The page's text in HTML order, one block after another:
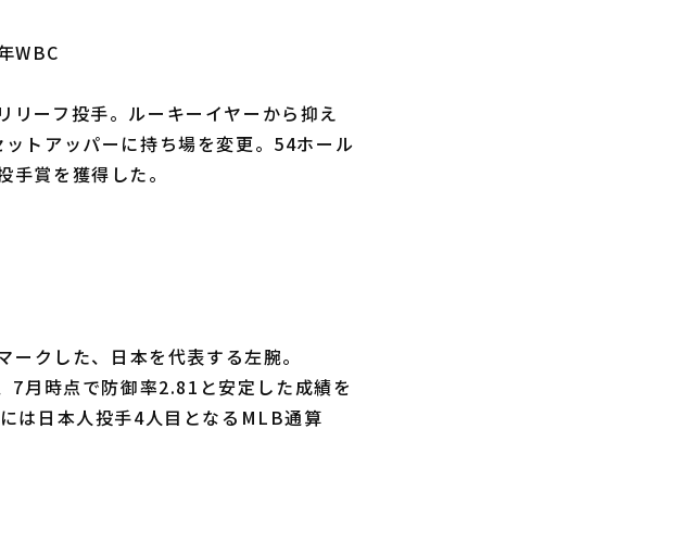
WBC
ーフ投手。ルーキーイヤーから抑え
トアッパーに持ち場を変更。54ホール
賞を獲得した。
クした、日本を代表する左腕。
月時点で防御率2.81と安定した成績を
は日本人投手4人目となるMLB通算